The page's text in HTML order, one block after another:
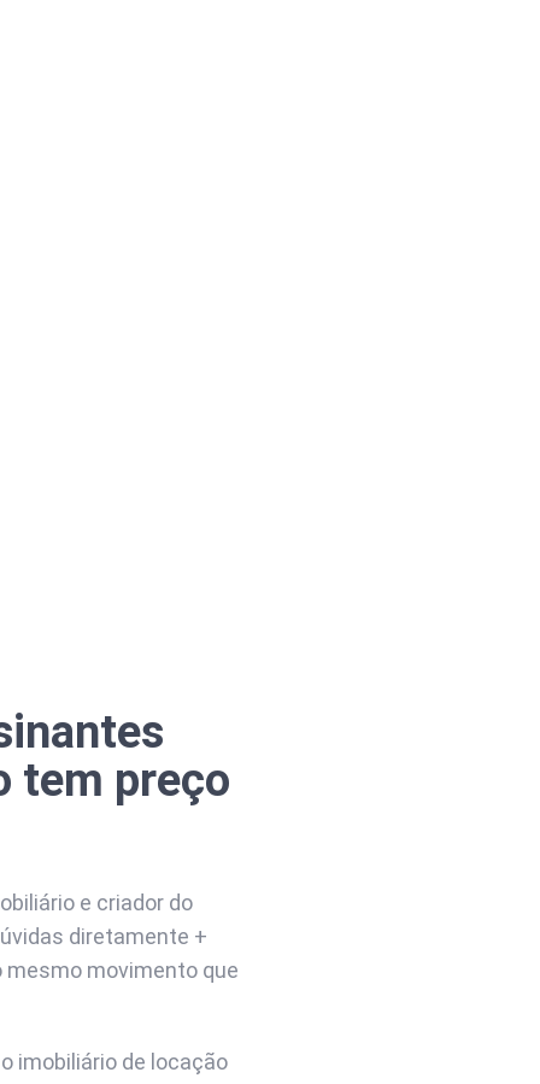
tem preço
e criador do
diretamente +
mesmo movimento que
imobiliário de locação